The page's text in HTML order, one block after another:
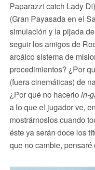
Paparazzi catch Lady
(Gran Payasada en el
simulación y la pijada
seguir los amigos de
arcáico sistema de
procedimientos? ¿Por
(fuera cinemáticas) de
¿Por qué no hacerlo in-
a lo que el jugador ve,
mostrárnoslos cuando
éste ya serán doce los
que no cambie,